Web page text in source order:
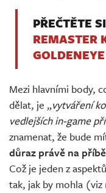
PŘEČTĚTE
REMASTER
Mezi hlavními body,
dělat, je „vytváření
vedlejších in-game
znamenat, že bude
důraz právě na
Což je jeden z
tak, jak by mohla (viz